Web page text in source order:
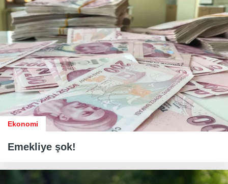
Ekonomi
Emekliye şok!